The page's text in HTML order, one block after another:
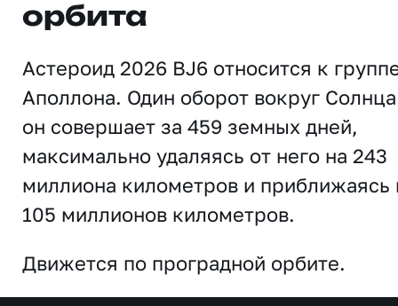
орбита
Астероид 2026 BJ6 относится к
Аполлона. Один оборот вокруг Солнца
он совершает за 459 земных дней,
максимально удаляясь от него на 243
миллиона километров и приближаясь
105 миллионов километров.
Движется по проградной орбите.